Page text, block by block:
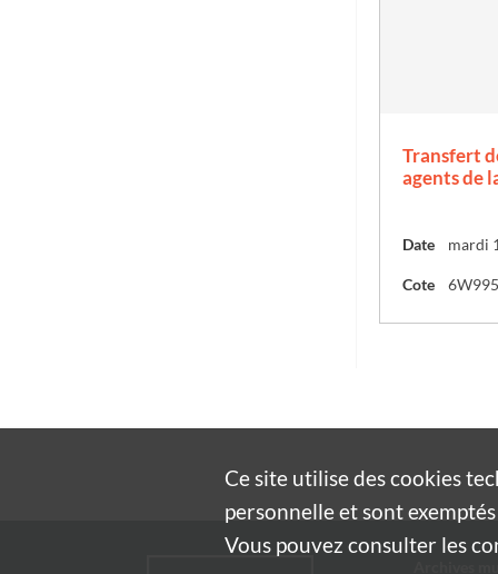
Transfert
agents de
Date mardi
Cote 6W995
Ce site utilise descookies
personnelle et sont
Vous pouvez consulter les